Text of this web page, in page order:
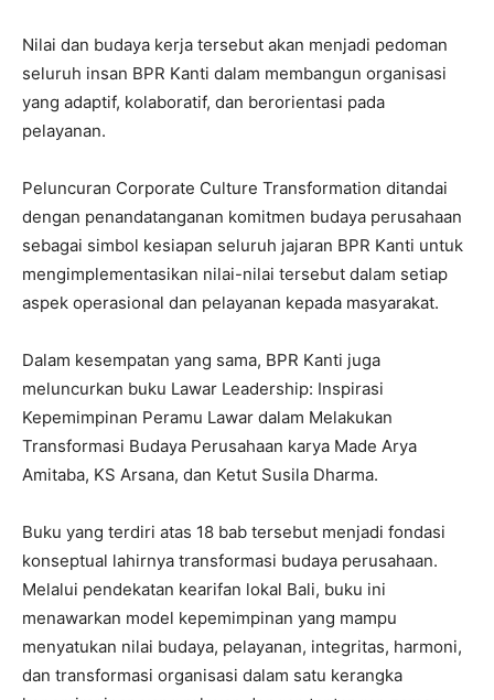
Nilai dan budaya kerja tersebut akan menjadi pedoman
seluruh insan BPR Kanti dalam membangun organisasi
yang adaptif, kolaboratif, dan berorientasi pada
pelayanan.
Peluncuran Corporate Culture Transformation ditandai
dengan penandatanganan komitmen budaya perusahaan
sebagai simbol kesiapan seluruh jajaran BPR Kanti untuk
mengimplementasikan nilai-nilai tersebut dalam setiap
aspek operasional dan pelayanan kepada masyarakat.
Dalam kesempatan yang sama, BPR Kanti juga
meluncurkan buku Lawar Leadership: Inspirasi
Kepemimpinan Peramu Lawar dalam Melakukan
Transformasi Budaya Perusahaan karya Made Arya
Amitaba, KS Arsana, dan Ketut Susila Dharma.
Buku yang terdiri atas 18 bab tersebut menjadi fondasi
konseptual lahirnya transformasi budaya perusahaan.
Melalui pendekatan kearifan lokal Bali, buku ini
menawarkan model kepemimpinan yang mampu
menyatukan nilai budaya, pelayanan, integritas, harmoni,
dan transformasi organisasi dalam satu kerangka